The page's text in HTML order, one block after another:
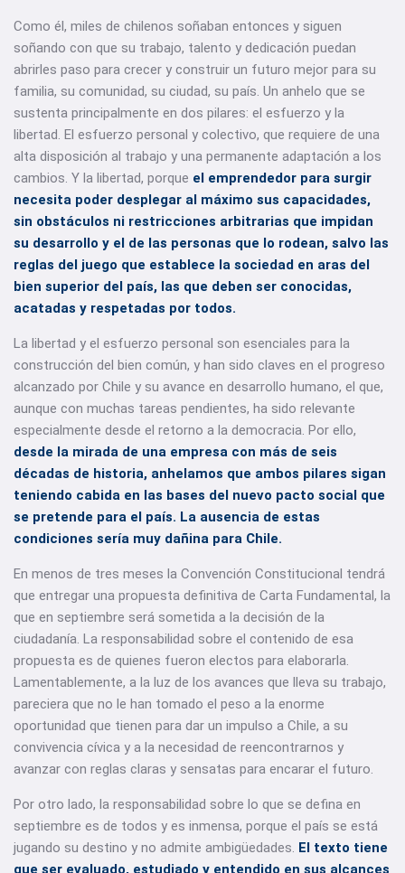
Como él, miles de chilenos soñaban entonces y siguen
soñando con que su trabajo, talento y dedicación puedan
abrirles paso para crecer y construir un futuro mejor para su
familia, su comunidad, su ciudad, su país. Un anhelo que se
sustenta principalmente en dos pilares: el esfuerzo y la
libertad. El esfuerzo personal y colectivo, que requiere de una
alta disposición al trabajo y una permanente adaptación a los
cambios. Y la libertad, porque el emprendedor para surgir
necesita poder desplegar al máximo sus capacidades,
sin obstáculos ni restricciones arbitrarias que impidan
su desarrollo y el de las personas que lo rodean, salvo las
reglas del juego que establece la sociedad en aras del
bien superior del país, las que deben ser conocidas,
acatadas y respetadas por todos.
La libertad y el esfuerzo personal son esenciales para la
construcción del bien común, y han sido claves en el progreso
alcanzado por Chile y su avance en desarrollo humano, el que,
aunque con muchas tareas pendientes, ha sido relevante
especialmente desde el retorno a la democracia. Por ello,
desde la mirada de una empresa con más de seis
décadas de historia, anhelamos que ambos pilares sigan
teniendo cabida en las bases del nuevo pacto social que
se pretende para el país. La ausencia de estas
condiciones sería muy dañina para Chile.
En menos de tres meses la Convención Constitucional tendrá
que entregar una propuesta definitiva de Carta Fundamental, la
que en septiembre será sometida a la decisión de la
ciudadanía. La responsabilidad sobre el contenido de esa
propuesta es de quienes fueron electos para elaborarla.
Lamentablemente, a la luz de los avances que lleva su trabajo,
pareciera que no le han tomado el peso a la enorme
oportunidad que tienen para dar un impulso a Chile, a su
convivencia cívica y a la necesidad de reencontrarnos y
avanzar con reglas claras y sensatas para encarar el futuro.
Por otro lado, la responsabilidad sobre lo que se defina en
septiembre es de todos y es inmensa, porque el país se está
jugando su destino y no admite ambigüedades. El texto tiene
que ser evaluado, estudiado y entendido en sus alcances